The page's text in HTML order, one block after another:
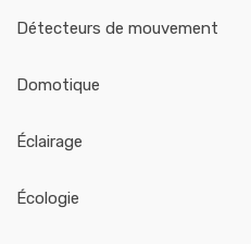
Détecteurs de mouvement
Domotique
Éclairage
Écologie